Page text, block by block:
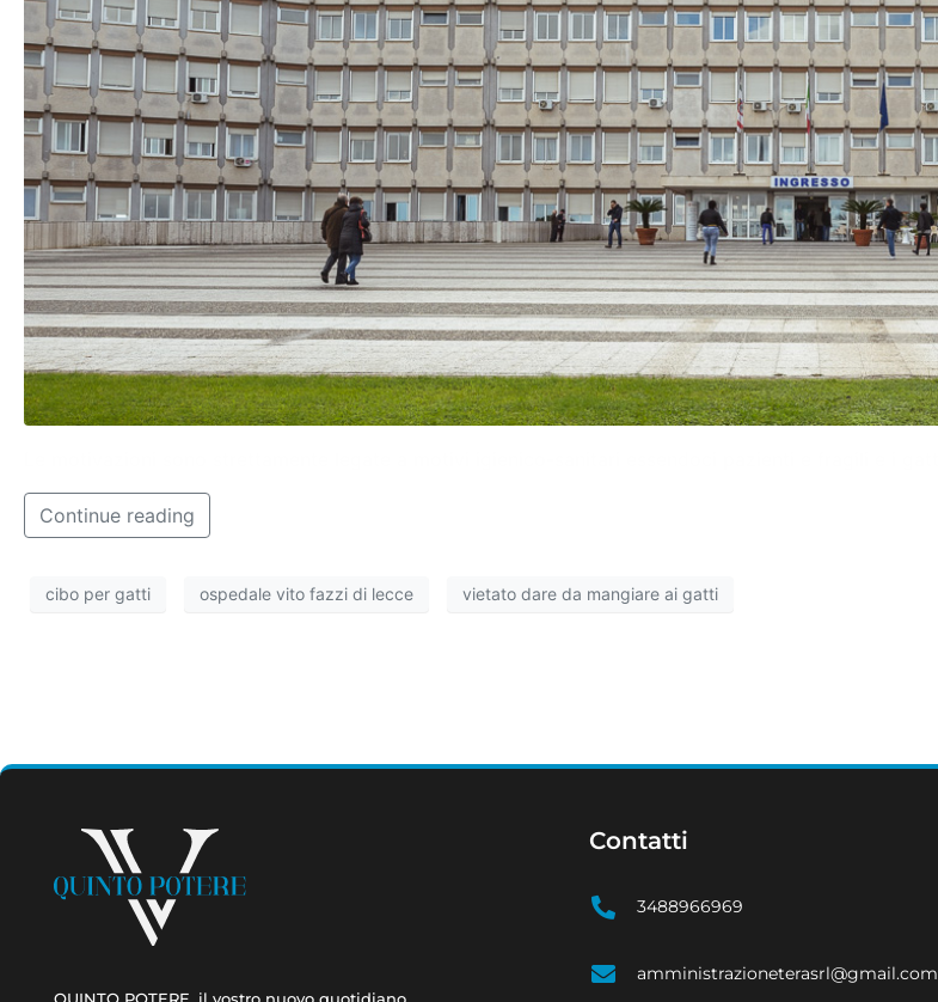
Continue reading
cibo per gatti ospedale vito fazzi di lecce vietato dare da mangiare ai gatti
Contatti
3488966969
amministrazioneterasrl@gmail.com